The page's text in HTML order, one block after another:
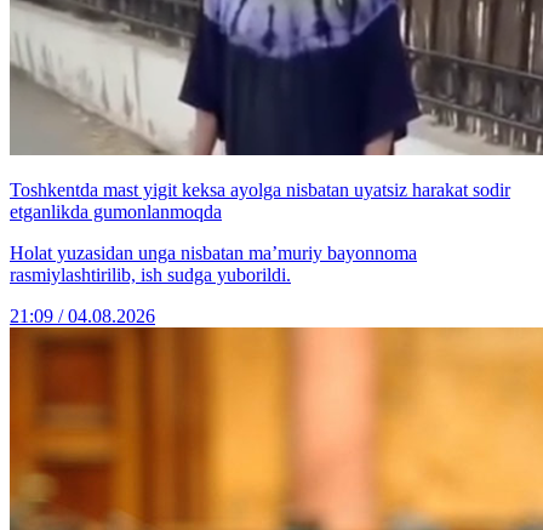
Toshkentda mast yigit keksa ayolga nisbatan uyatsiz harakat sodir
etganlikda gumonlanmoqda
Holat yuzasidan unga nisbatan ma’muriy bayonnoma
rasmiylashtirilib, ish sudga yuborildi.
21:09 / 04.08.2026